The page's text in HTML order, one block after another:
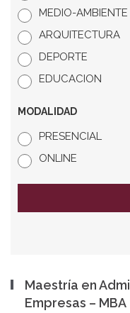
MEDIO-AMBIENTE
ARQUITECTURA
DEPORTE
EDUCACION
MODALIDAD
PRESENCIAL
ONLINE
Maestría en
Empresas – MBA